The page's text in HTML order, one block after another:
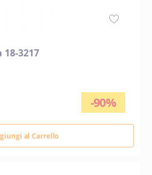
3217
-90%
al Carrello